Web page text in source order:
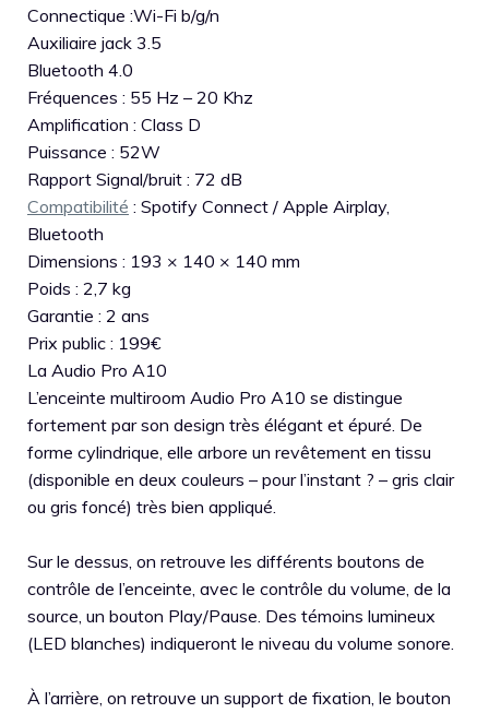
Connectique :Wi-Fi b/g/n
Auxiliaire jack 3.5
Bluetooth 4.0
Fréquences : 55 Hz – 20 Khz
Amplification : Class D
Puissance : 52W
Rapport Signal/bruit : 72 dB
Compatibilité : Spotify Connect / Apple Airplay,
Bluetooth
Dimensions : 193 × 140 × 140 mm
Poids : 2,7 kg
Garantie : 2 ans
Prix public : 199€
La Audio Pro A10
L’enceinte multiroom Audio Pro A10 se distingue
fortement par son design très élégant et épuré. De
forme cylindrique, elle arbore un revêtement en tissu
(disponible en deux couleurs – pour l’instant ? – gris clair
ou gris foncé) très bien appliqué.
Sur le dessus, on retrouve les différents boutons de
contrôle de l’enceinte, avec le contrôle du volume, de la
source, un bouton Play/Pause. Des témoins lumineux
(LED blanches) indiqueront le niveau du volume sonore.
À l’arrière, on retrouve un support de fixation, le bouton